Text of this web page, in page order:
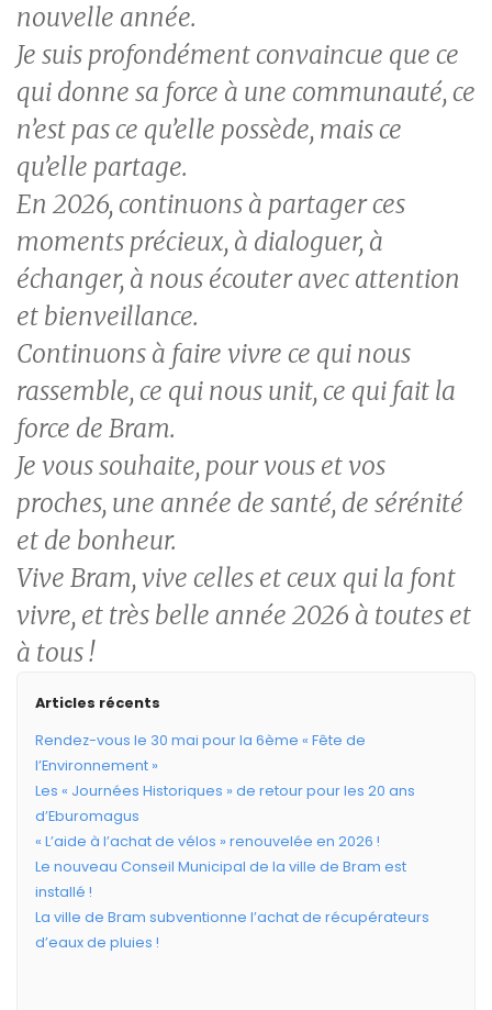
nouvelle année.
Je suis profondément convaincue que ce
qui donne sa force à une communauté, ce
n’est pas ce qu’elle possède, mais ce
qu’elle partage.
En 2026, continuons à partager ces
moments précieux, à dialoguer, à
échanger, à nous écouter avec attention
et bienveillance.
Continuons à faire vivre ce qui nous
rassemble, ce qui nous unit, ce qui fait la
force de Bram.
Je vous souhaite, pour vous et vos
proches, une année de santé, de sérénité
et de bonheur.
Vive Bram, vive celles et ceux qui la font
vivre, et très belle année 2026 à toutes et
à tous !
Articles récents
Rendez-vous le 30 mai pour la 6ème « Fête de
l’Environnement »
Les « Journées Historiques » de retour pour les 20 ans
d’Eburomagus
« L’aide à l’achat de vélos » renouvelée en 2026 !
Le nouveau Conseil Municipal de la ville de Bram est
installé !
La ville de Bram subventionne l’achat de récupérateurs
d’eaux de pluies !